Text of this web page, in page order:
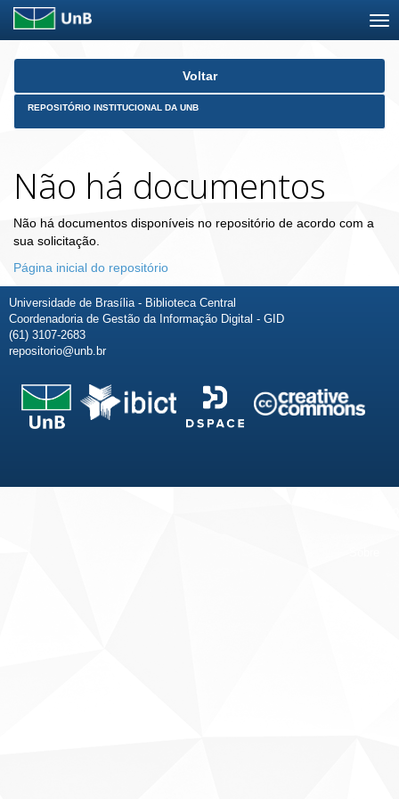
Skip
Voltar
REPOSITÓRIO INSTITUCIONAL DA UNB
Não há documentos
Não há documentos disponíveis no repositório de acordo com a
sua solicitação.
Página inicial do repositório
Universidade de Brasília - Biblioteca Central
Coordenadoria de Gestão da Informação Digital - GID
(61) 3107-2683
repositorio@unb.br